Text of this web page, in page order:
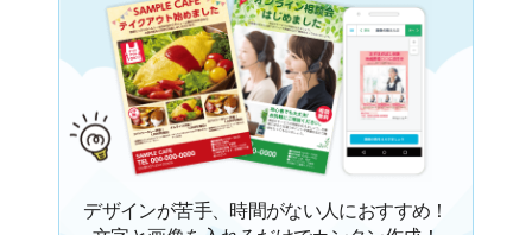
デザインが苦手、時間がない人におすすめ！